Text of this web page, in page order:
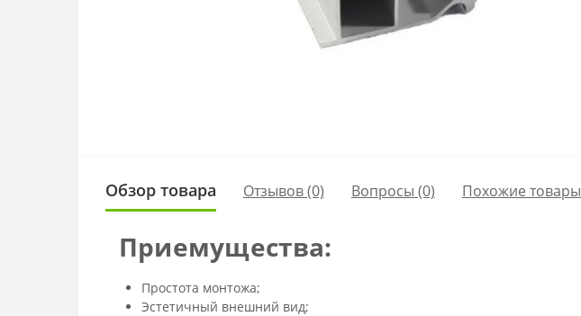
Обзор товара Отзывов (0) Вопросы (0) Похожие товары
Приемущества:
Простота монтожа;
Эстетичный внешний вид;